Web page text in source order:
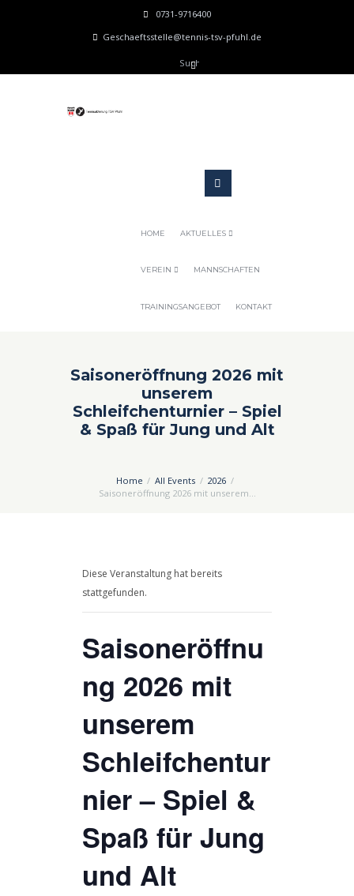
0731-9716400
Geschaeftsstelle@tennis-tsv-pfuhl.de
HOME AKTUELLES
VEREIN MANNSCHAFTEN
TRAININGSANGEBOT KONTAKT
Saisoneröffnung 2026 mit
unserem
Schleifchenturnier – Spiel
& Spaß für Jung und Alt
Home All Events
2026
Saisoneröffnung 2026 mit unserem...
Diese Veranstaltung hat bereits
stattgefunden.
Saisoneröffnu
ng 2026 mit
unserem
Schleifchentur
nier – Spiel &
Spaß für Jung
und Alt